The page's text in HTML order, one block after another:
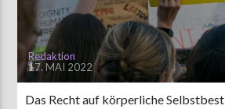
AKTUELLE SENDUNG
MOEBIUS
12:00 18:00
Redaktion
17. MAI 2022
Das Recht auf körperliche